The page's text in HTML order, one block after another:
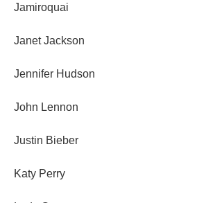
Jamiroquai
Janet Jackson
Jennifer Hudson
John Lennon
Justin Bieber
Katy Perry